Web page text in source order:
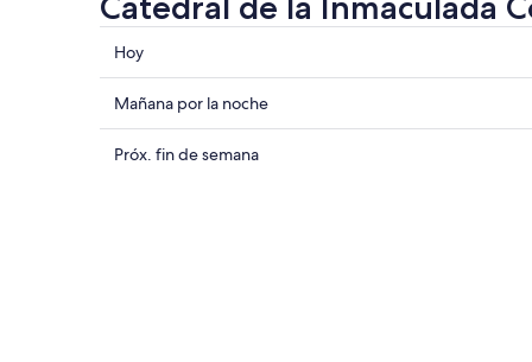
Consultar
los
precios
cerca
de
Hoy
Consultar
precios
cerca
Mañana por la noche
Consultar
Próx. fin de semana